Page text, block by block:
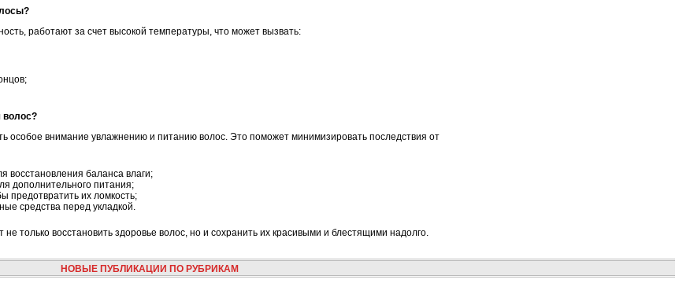
работают за счет высокой температуры, что может вызвать:
волос?
особое внимание увлажнению и питанию волос. Это поможет минимизировать последствия от
восстановления баланса влаги;
дополнительного питания;
предотвратить их ломкость;
средства перед укладкой.
только восстановить здоровье волос, но и сохранить их красивыми и блестящими надолго.
НОВЫЕ ПУБЛИКАЦИИ ПО РУБРИКАМ